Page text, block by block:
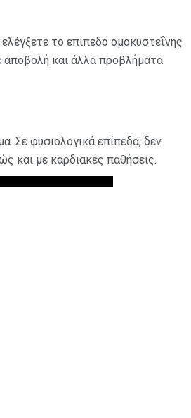
το επίπεδο ομοκυστεΐνης
αποβολή και άλλα προβλήματα
Σε φυσιολογικά επίπεδα, δεν
και με καρδιακές παθήσεις.